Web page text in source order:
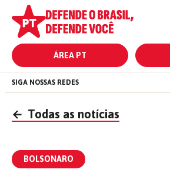
ÁREA PT
SIGA NOSSAS REDES
← Todas as notícias
BOLSONARO